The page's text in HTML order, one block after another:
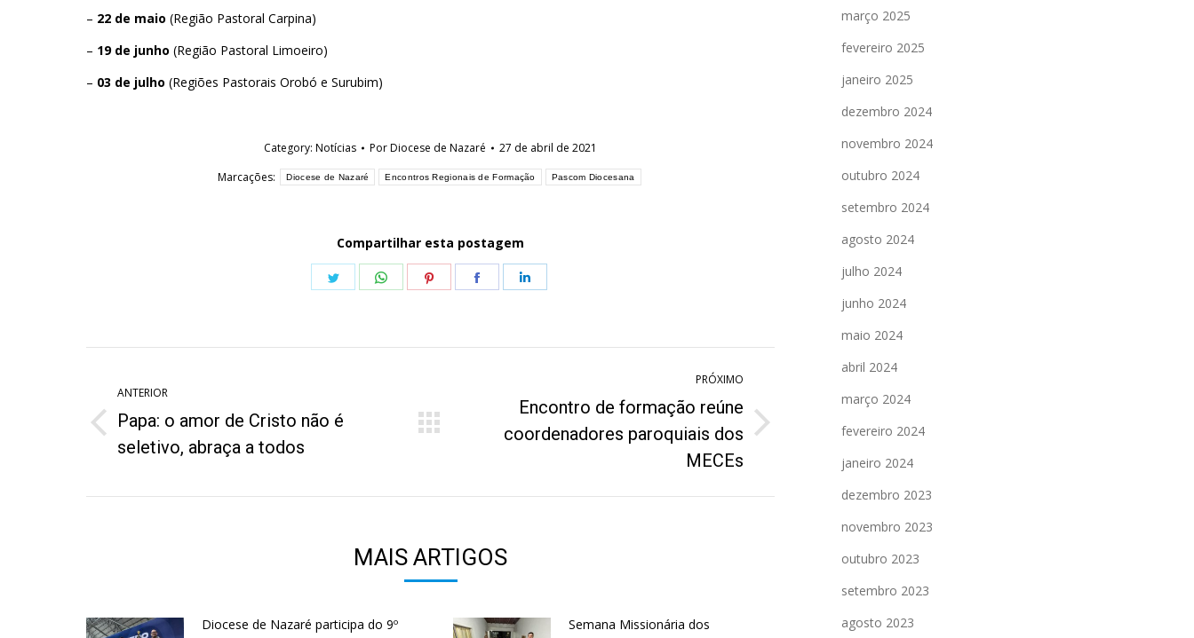
– 22 de maio (Região Pastoral Carpina)
– 19 de junho (Região Pastoral Limoeiro)
– 03 de julho (Regiões Pastorais Orobó e Surubim)
Category: Notícias PorDiocese de Nazaré
27 de abril de 2021
Marcações:
Diocese de Nazaré Encontros Regionais de Formação Pascom Diocesana
Compartilhar esta postagem
Share Share
Share
Share
de
post:
ANTERIOR
Post
anterior:
Papa: o amor de Cristo não é
seletivo, abraça a todos
PRÓXIMO
Próximo
Encontro de formação reúne
coordenadores paroquiais dos
MECEs
MAIS ARTIGOS
Diocese de Nazaré participa do 9º
Semana Missionária dos
março 2025
fevereiro 2025
janeiro 2025
dezembro 2024
novembro 2024
outubro 2024
setembro 2024
agosto 2024
julho 2024
junho 2024
maio 2024
abril 2024
março 2024
fevereiro 2024
janeiro 2024
dezembro 2023
novembro 2023
outubro 2023
setembro 2023
agosto 2023